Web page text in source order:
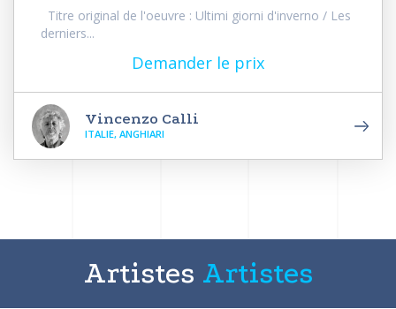
Titre original de l'oeuvre : Ultimi giorni d'inverno / Les
derniers...
Demander le prix
Vincenzo Calli
ITALIE, ANGHIARI
Artistes Artistes